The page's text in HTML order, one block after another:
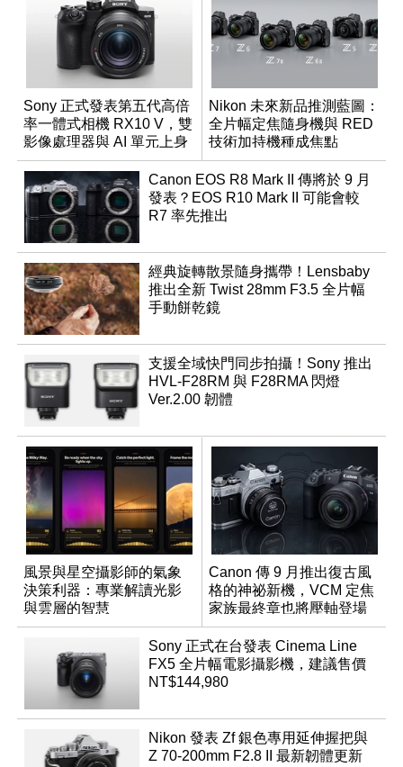
Sony 正式發表第五代高倍
率一體式相機 RX10 V，雙
影像處理器與 AI 單元上身
Nikon 未來新品推測藍圖：
全片幅定焦隨身機與 RED
技術加持機種成焦點
Canon EOS R8 Mark II 傳將於 9 月
發表？EOS R10 Mark II 可能會較
R7 率先推出
經典旋轉散景隨身攜帶！Lensbaby
推出全新 Twist 28mm F3.5 全片幅
手動餅乾鏡
支援全域快門同步拍攝！Sony 推出
HVL-F28RM 與 F28RMA 閃燈
Ver.2.00 韌體
風景與星空攝影師的氣象
決策利器：專業解讀光影
與雲層的智慧
App「Atmos」登場
Canon 傳 9 月推出復古風
格的神祕新機，VCM 定焦
家族最終章也將壓軸登場
Sony 正式在台發表 Cinema Line
FX5 全片幅電影攝影機，建議售價
NT$144,980
Nikon 發表 Zf 銀色專用延伸握把與
Z 70-200mm F2.8 II 最新韌體更新